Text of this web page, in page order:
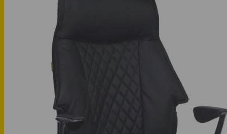
Công trình văn phòng
Sản phẩm
Văn phòng
Phòng khách